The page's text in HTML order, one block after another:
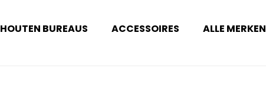
HOUTEN BUREAUS ACCESSOIRES ALLE MERKEN